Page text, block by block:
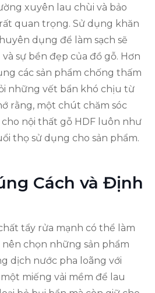
xuyên lau chùi và bảo
quan trọng. Sử dụng khăn
dụng để làm sạch sẽ
sự bền đẹp của đồ gỗ. Hơn
các sản phẩm chống thấm
những vết bẩn khó chịu từ
rằng, một chút chăm sóc
nội thất gỗ HDF luôn như
thọ sử dụng cho sản phẩm.
Cách và Định
tẩy rửa mạnh có thể làm
chọn những sản phẩm
dịch nước pha loãng với
miếng vải mềm để lau